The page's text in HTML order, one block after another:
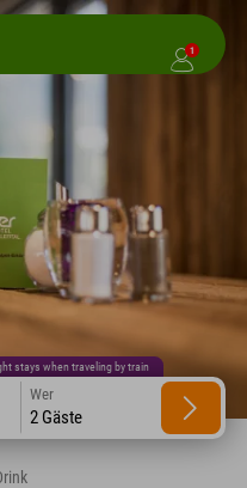
1
stays when traveling by train
Wer
2 Gäste